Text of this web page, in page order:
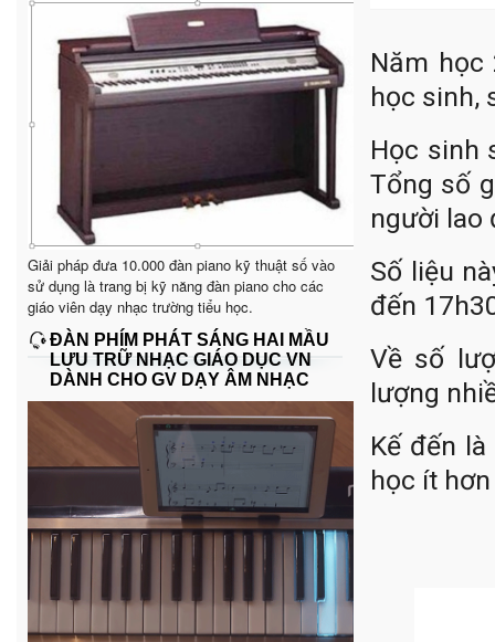
Giải pháp đưa 10.000 đàn piano kỹ thuật số vào
sử dụng là trang bị kỹ năng đàn piano cho các
giáo viên dạy nhạc trường tiểu học.
ĐÀN PHÍM PHÁT SÁNG HAI MẦU
LƯU TRỮ NHẠC GIÁO DỤC VN
DÀNH CHO GV DẠY ÂM NHẠC
Năm học
học sinh,
Học sinh
Tổng số
người lao
Số liệu
đến
Về số
lượng
Kế đến
học ít